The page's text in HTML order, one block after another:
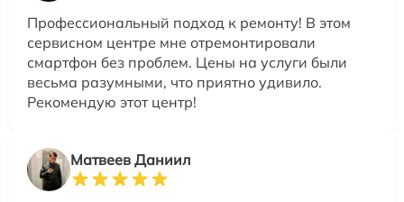
Профессиональный подход к ремонту! В этом
сервисном центре мне отремонтировали
смартфон без проблем. Цены на услуги были
весьма разумными, что приятно удивило.
Рекомендую этот центр!
Матвеев Даниил